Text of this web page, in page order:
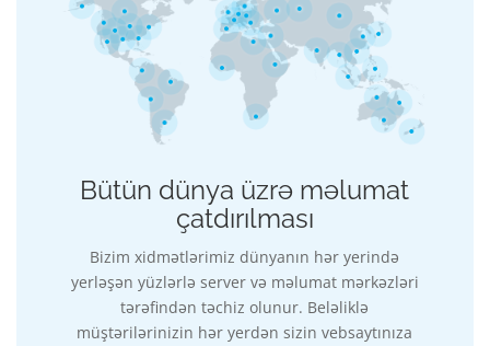
Bütün dünya üzrə məlumat
çatdırılması
Bizim xidmətlərimiz dünyanın hər yerində
yerləşən yüzlərlə server və məlumat mərkəzləri
tərəfindən təchiz olunur. Beləliklə
müştərilərinizin hər yerdən sizin vebsaytınıza